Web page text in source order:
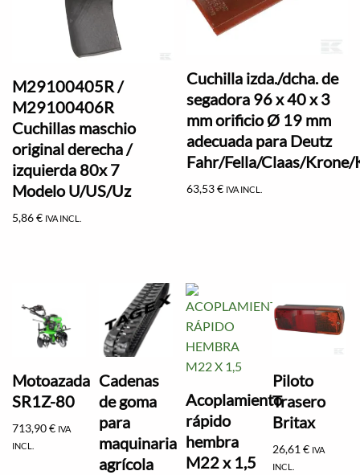
M29100405R /
M29100406R
Cuchillas maschio
original derecha /
izquierda 80x 7
Modelo U/US/Uz
5,86€ IVA INCL.
Cuchilla izda./dcha. de
segadora 96 x 40 x 3
mm orificio Ø 19 mm
adecuada para Deutz
Fahr/Fella/Claas/
63,53€ IVA INCL.
Motoazada
SR1Z-80
713,90€ IVA
INCL.
Cadenas
de goma
para
maquinaria
agrícola
Acoplamiento
rápido
hembra
M22 x 1,5
Piloto
Trasero
Britax
26,61€ IVA
INCL.